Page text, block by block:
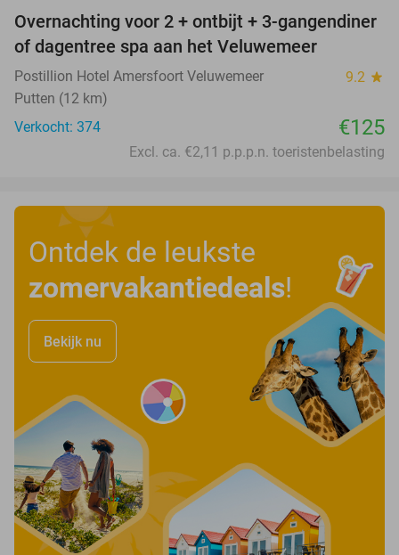
Overnachting voor 2 + ontbijt + 3-gangendiner
of dagentree spa aan het Veluwemeer
Postillion Hotel Amersfoort Veluwemeer 9.2 star
Putten (12 km)
Verkocht: 374
€125
Excl. ca. €2,11 p.p.p.n. toeristenbelasting
Ontdek de leukste
zomervakantiedeals!
Bekijk nu